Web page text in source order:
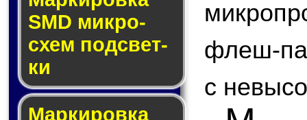
SMD мик­ро­
схем под­свет­
ки
Маркировка
флеш-
с